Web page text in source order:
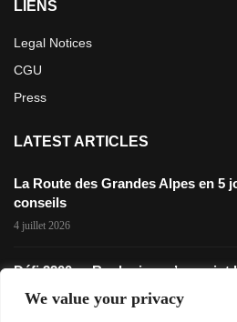
We value your privacy
LIENS
Legal Notices
CGU
Press
LATEST ARTICLES
La Route des Grandes Alpes en 5
conseils
4 juillet 2026
Défi 3200m: Rouler jusqu’au point
gravel